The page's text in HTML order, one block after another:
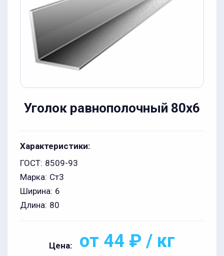
Уголок равнополочный 80x6
Характеристики:
ГОСТ: 8509-93
Марка: Ст3
Ширина: 6
Длина: 80
Цена: от 44 ₽ / кг